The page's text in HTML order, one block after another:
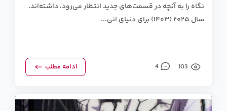
نگاه را به آنچه در قسمت‌های جدید انتظار می‌رود، داشته‌اند.
سال ۲۰۲۵ (۱۴۰۳) برای دنیای انی...
103
4 ادامه مطلب